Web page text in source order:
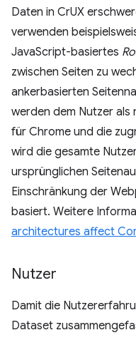
Daten in CrUX
verwenden
JavaScript-basiertes
zwischen Seiten zu
ankerbasierten
werden dem Nutzer als
für Chrome und die
wird die gesamte
ursprünglichen
Einschränkung der
basiert. Weitere
architectures affect
Nutzer
Damit die
Dataset